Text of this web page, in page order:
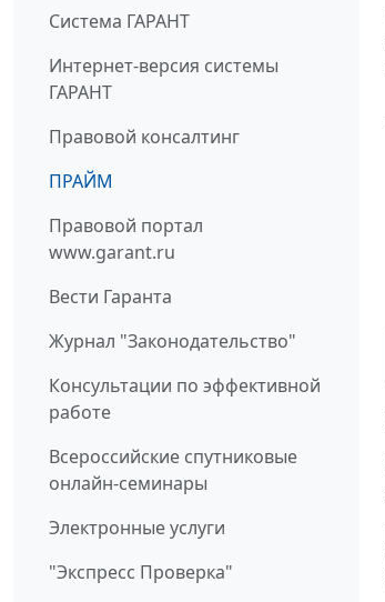
Система ГАРАНТ
Интернет-версия системы
ГАРАНТ
Правовой консалтинг
ПРАЙМ
Правовой портал
www.garant.ru
Вести Гаранта
Журнал "Законодательство"
Консультации по эффективной
работе
Всероссийские спутниковые
онлайн-семинары
Электронные услуги
"Экспресс Проверка"